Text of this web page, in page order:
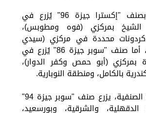
وفيما يتعلق بصنف "إكسترا جيزة 96" يُزرع في
بمركزي (فوه ومطوبس)،
كردونات محددة في مركزي (سيدي
سالم ودسوق)، أما صنف "سوبر جيزة 86" يُزرع في
بمركزي (أبو حمص وكفر الدوار)،
بالكامل، ومنطقة النوبارية.
ووفقا الخريطة الصنفية، يزرع صنف "سوبر جيزة 94"
والشرقية، وبورسعيد،